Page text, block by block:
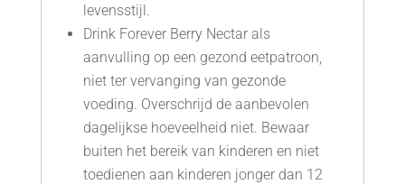
levensstijl.
Drink Forever Berry Nectar als
aanvulling op een gezond eetpatroon,
niet ter vervanging van gezonde
voeding. Overschrijd de aanbevolen
dagelijkse hoeveelheid niet. Bewaar
buiten het bereik van kinderen en niet
toedienen aan kinderen jonger dan 12